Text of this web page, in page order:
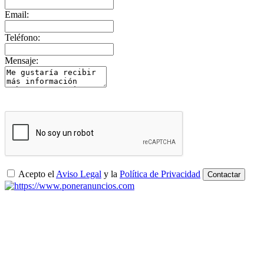
Email:
Teléfono:
Mensaje:
Acepto el Aviso Legal y la Política de Privacidad